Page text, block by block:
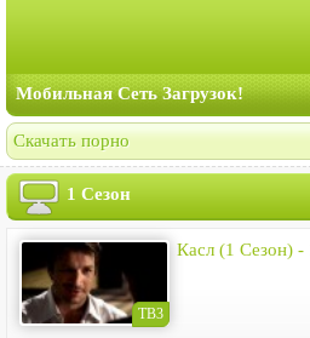
Мобильная Сеть Загрузок!
Скачать порно
1 Сезон
ТВ3
Касл (1 Сезон) -